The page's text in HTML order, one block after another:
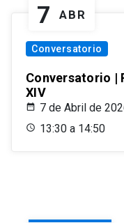
7 ABR
Conversatorio
Conversatorio |
XIV
7 de Abril de
13:30 a 14:50